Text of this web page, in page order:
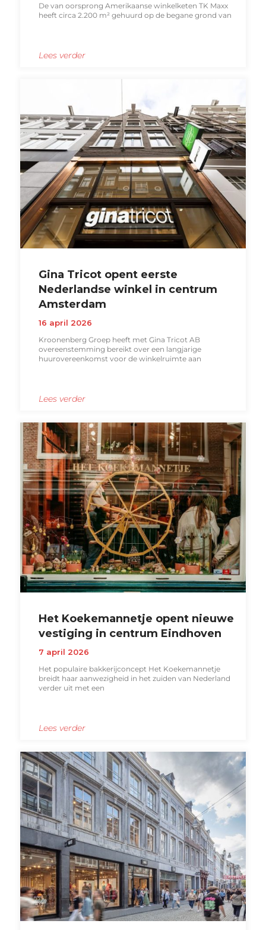
De van oorsprong Amerikaanse winkelketen TK Maxx
heeft circa 2.200 m² gehuurd op de begane grond van
Lees verder
Gina Tricot opent eerste
Nederlandse winkel in centrum
Amsterdam
16 april 2026
Kroonenberg Groep heeft met Gina Tricot AB
overeenstemming bereikt over een langjarige
huurovereenkomst voor de winkelruimte aan
Lees verder
Het Koekemannetje opent nieuwe
vestiging in centrum Eindhoven
7 april 2026
Het populaire bakkerijconcept Het Koekemannetje
breidt haar aanwezigheid in het zuiden van Nederland
verder uit met een
Lees verder